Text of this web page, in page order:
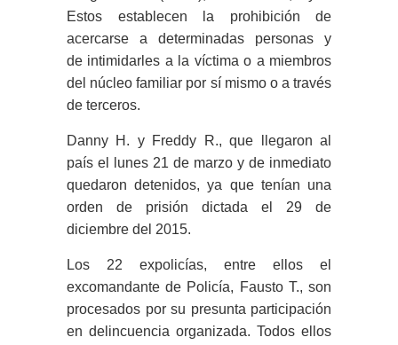
Estos establecen la prohibición de
acercarse a determinadas personas y
de intimidarles a la víctima o a miembros
del núcleo familiar por sí mismo o a través
de terceros.
Danny H. y Freddy R., que llegaron al
país el lunes 21 de marzo y de inmediato
quedaron detenidos, ya que tenían una
orden de prisión dictada el 29 de
diciembre del 2015.
Los 22 expolicías, entre ellos el
excomandante de Policía, Fausto T., son
procesados por su presunta participación
en delincuencia organizada. Todos ellos